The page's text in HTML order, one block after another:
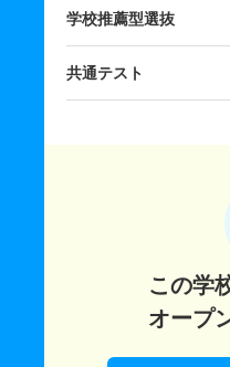
学校推薦型選抜
共通テスト
この学
オープ